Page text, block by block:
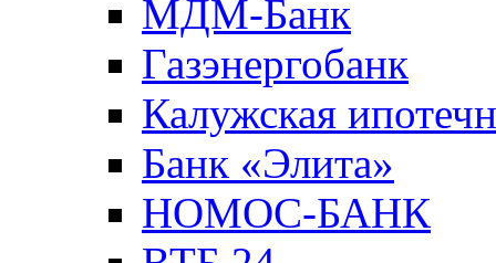
МДМ-Банк
Газэнергобанк
Калужская
Банк «Элита»
НОМОС-БАНК